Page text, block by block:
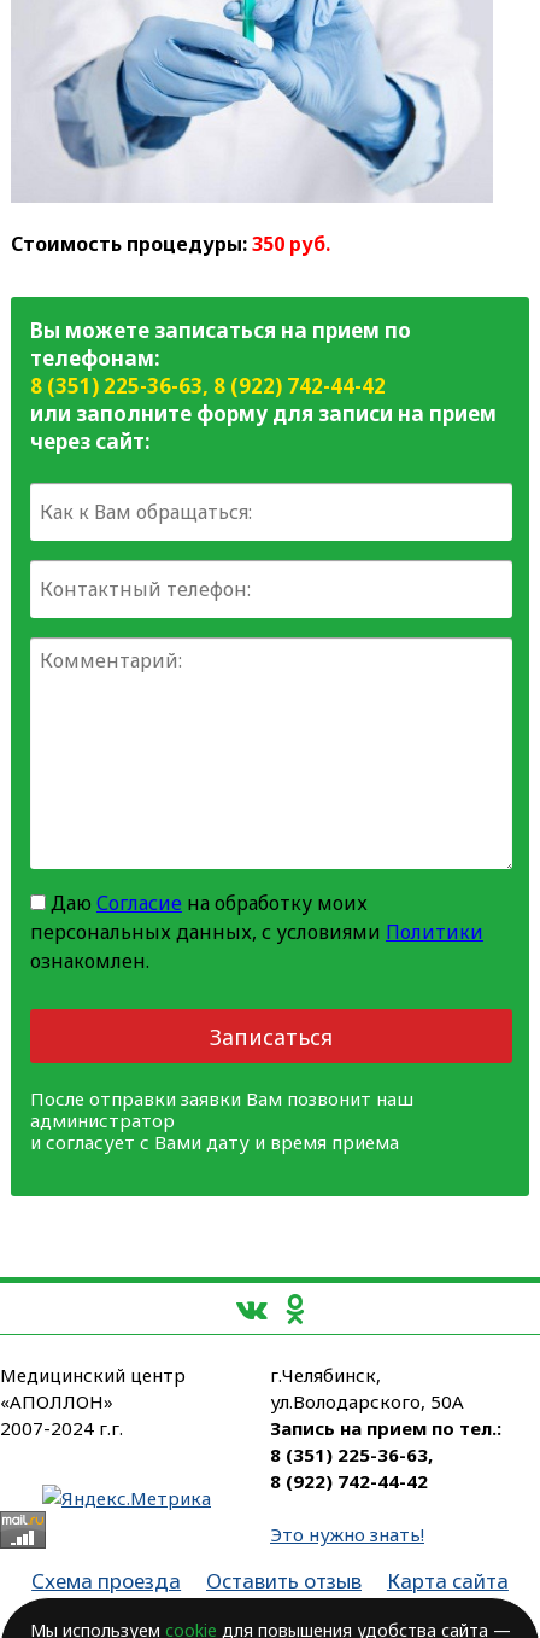
Стоимость процедуры:350 руб.
Вы можете записаться на прием по
телефонам:
8 (351) 225-36-63, 8 (922) 742-44-42
или заполните форму для записи на прием
через сайт:
Даю Согласиена обработку моих
персональных данных, с условиями Политики
ознакомлен.
Записаться
После отправки заявки Вам позвонит наш
администратор
и согласует с Вами дату и время приема
Медицинский центр
«АПОЛЛОН»
2007-2024 г.г.
г.Челябинск,
ул.Володарского, 50А
Запись на прием по тел.:
8 (351) 225-36-63,
8 (922) 742-44-42
Это нужно знать!
Схема проезда Оставить отзыв
Карта сайта
Мы используем cookie для повышения удобства сайта —